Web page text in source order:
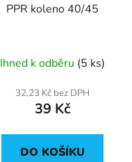
PPR koleno 40/45
Ihned k odběru (5 ks)
32,23 Kč bez DPH
39 Kč
DO KOŠÍKU